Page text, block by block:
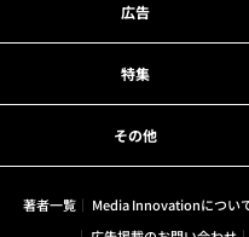
広告
特集
その他
著者一覧 Media Innovationについ